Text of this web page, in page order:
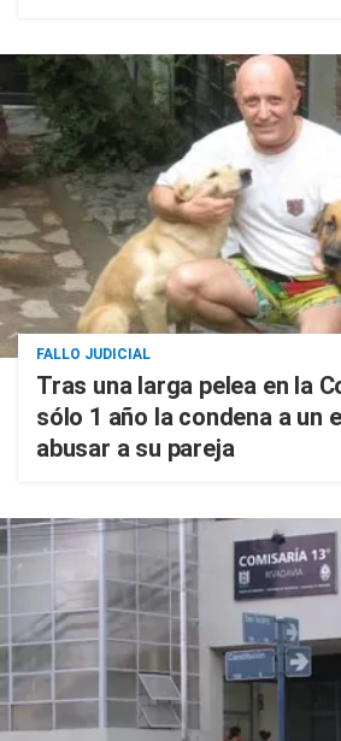
FALLO JUDICIAL
Tras una larga pelea en la
sólo 1 año la condena a un
abusar a su pareja